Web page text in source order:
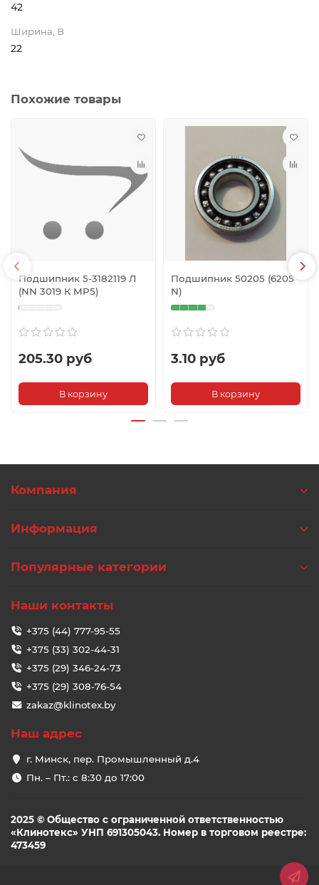
42
Ширина, B
22
Похожие товары
Подшипник 5-3182119 Л
(NN 3019 К MP5)
205.30 руб
В корзину
Подшипник 50205 (6205
N)
3.10 руб
В корзину
Компания
Информация
Популярные категории
Наши контакты
+375 (44) 777-95-55
+375 (33) 302-44-31
+375 (29) 346-24-73
+375 (29) 308-76-54
zakaz@klinotex.by
Наш адрес
г. Минск, пер. Промышленный д.4
Пн. – Пт.: с 8:30 до 17:00
2025 © Общество с ограниченной ответственностью
«Клинотекс» УНП 691305043. Номер в торговом реестре:
473459